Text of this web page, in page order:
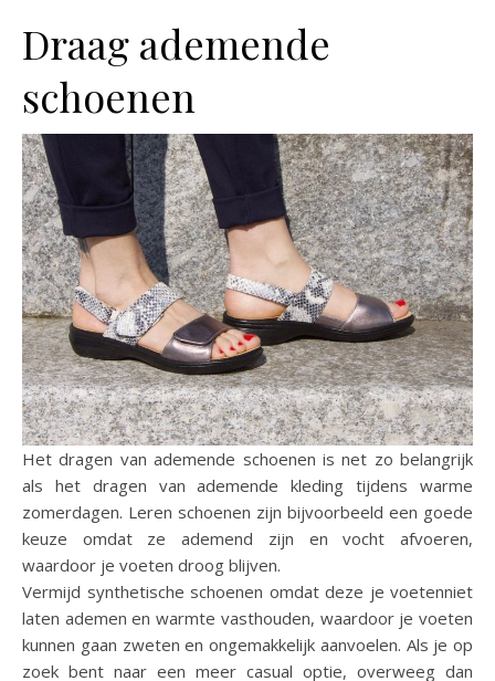
Draag ademende
schoenen
Het dragen van ademende schoenen is net zo belangrijk
als het dragen van ademende kleding tijdens warme
zomerdagen. Leren schoenen zijn bijvoorbeeld een goede
keuze omdat ze ademend zijn en vocht afvoeren,
waardoor je voeten droog blijven.
Vermijd synthetische schoenen omdat deze je voetenniet
laten ademen en warmte vasthouden, waardoor je voeten
kunnen gaan zweten en ongemakkelijk aanvoelen. Als je op
zoek bent naar een meer casual optie, overweeg dan